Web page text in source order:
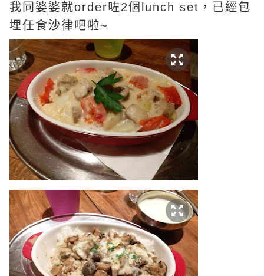
我同婆婆就order咗2個lunch set，已經包
埋任食沙律吧啦~